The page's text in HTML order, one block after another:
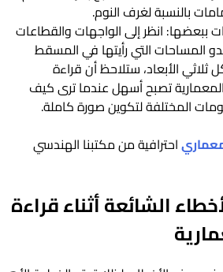
بالنسبة لغرف النوم.
ببعضها: انظر إلى الواجهات والقطاعات
المساحات التي رأيتها في المسقط
الأبعاد، ستلاحظ أن قراءة
تصبح أسهل عندما ترى كيف
المختلفة لتكوين صورة كاملة.
احترافية من مكتبنا الهندسي
الشائعة أثناء قراءة